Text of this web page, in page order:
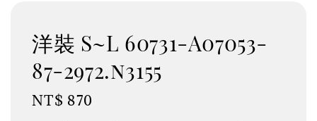
洋裝 S~L 60731-A07053-
87-2972.n3155
Regular
NT$ 870